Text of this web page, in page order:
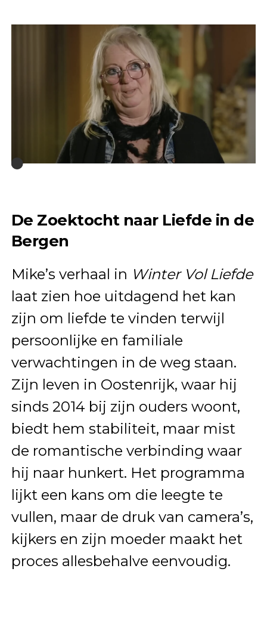
De Zoektocht naar Liefde in de
Bergen
Mike’s verhaal in Winter Vol Liefde
laat zien hoe uitdagend het kan
zijn om liefde te vinden terwijl
persoonlijke en familiale
verwachtingen in de weg staan.
Zijn leven in Oostenrijk, waar hij
sinds 2014 bij zijn ouders woont,
biedt hem stabiliteit, maar mist
de romantische verbinding waar
hij naar hunkert. Het programma
lijkt een kans om die leegte te
vullen, maar de druk van camera’s,
kijkers en zijn moeder maakt het
proces allesbehalve eenvoudig.